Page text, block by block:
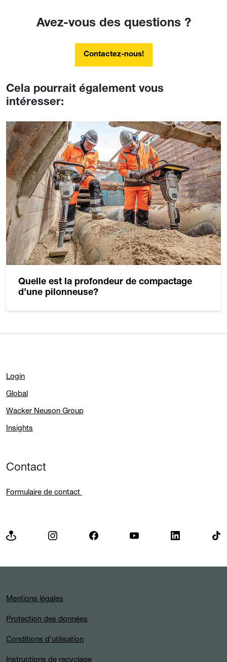
Avez-vous des questions ?
Contactez-nous!
Cela pourrait également vous
intéresser:
Quelle est la profondeur de compactage
d’une pilonneuse?
Login
Global
Wacker Neuson Group
Insights
Contact
Formulaire de contact
Mentions légales
Protection des données
Conditions d'utilisation
Instructions de recyclage